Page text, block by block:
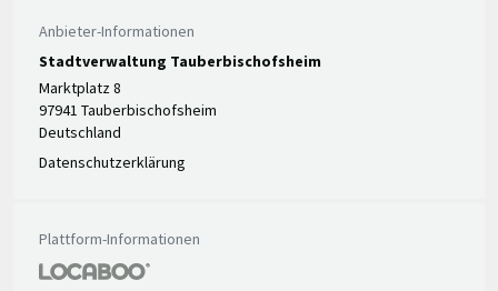
Anbieter-Informationen
Stadtverwaltung Tauberbischofsheim
Marktplatz 8
97941 Tauberbischofsheim
Deutschland
Datenschutzerklärung
Plattform-Informationen